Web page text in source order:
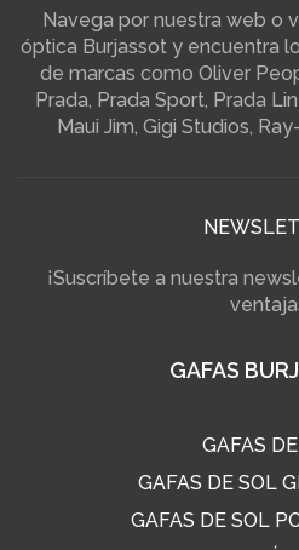
Navega por nuestra web o
óptica Burjassot y encuentra
de marcas como Oliver
Prada, Prada Sport, Prada
Maui Jim, Gigi Studios,
¡Suscríbete a nuestra
GAFAS
GAFAS
GAFAS DE SOL
GAFAS DE SOL